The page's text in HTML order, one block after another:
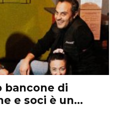
bancone di
e soci è un...